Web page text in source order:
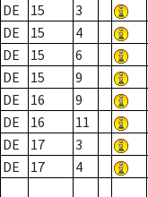
DE
15 3
DE
15 4
DE
15 6
DE
15 9
DE
16 9
DE
16 11
DE
17 3
DE
17 4